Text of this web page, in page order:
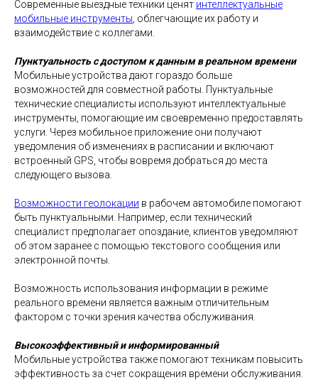
Современные выездные техники ценят интеллектуальные
мобильные инструменты , облегчающие их работу и
взаимодействие с коллегами.
Пунктуальность с доступом к данным в реальном времени
Мобильные устройства дают гораздо больше
возможностей для совместной работы. Пунктуальные
технические специалисты используют интеллектуальные
инструменты, помогающие им своевременно предоставлять
услуги. Через мобильное приложение они получают
уведомления об изменениях в расписании и включают
встроенный GPS, чтобы вовремя добраться до места
следующего вызова.
Возможности геолокации в рабочем автомобиле помогают
быть пунктуальными. Например, если технический
специалист предполагает опоздание, клиентов уведомляют
об этом заранее с помощью текстового сообщения или
электронной почты.
Возможность использования информации в режиме
реального времени является важным отличительным
фактором с точки зрения качества обслуживания.
Высокоэффективный и информированный
Мобильные устройства также помогают техникам повысить
эффективность за счет сокращения времени обслуживания.